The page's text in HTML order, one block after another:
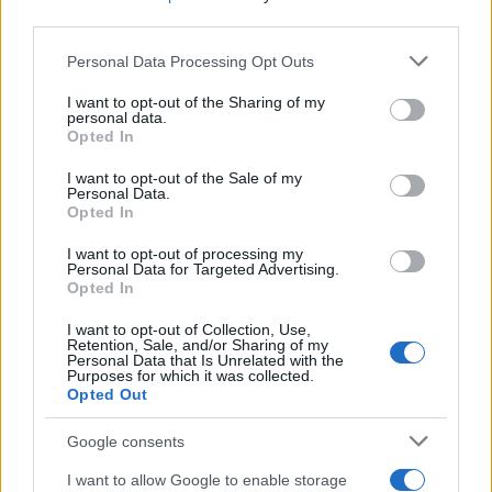
Please note that this website/app uses one or more Google
not limited to your visit or usage behaviour. You may click to
grant or deny consent to Google and its third-party tags to
use your data for below specified purposes in below Google
consent section.
Personal Data Processing Opt Outs
I want to opt-out of the Sharing of my
personal data.
Opted In
I want to opt-out of the Sale of my
Personal Data.
Opted In
I want to opt-out of processing my
Personal Data for Targeted Advertising.
Opted In
I want to opt-out of Collection, Use,
Retention, Sale, and/or Sharing of my
Personal Data that Is Unrelated with the
Purposes for which it was collected.
Opted Out
Google consents
I want to allow Google to enable storage
ευθύνη για μια επίθεση σε ένα σιιτικό ιερό του Ιράν
όπου σκοτώθηκαν 15 άνθρωποι. Το 2017 η
τζιχαντιστική οργάνωση είχε επιτεθεί επίσης στο
κοινοβούλιο και στον τάφο του ιδρυτή της
Ισλαμικής Δημοκρατίας, αγιατολάχ Ρουχολάχ
Χομεϊνί.
Υεμένη: Ογκώδεις διαδηλώσεις υπέρ της Παλαιστίνης